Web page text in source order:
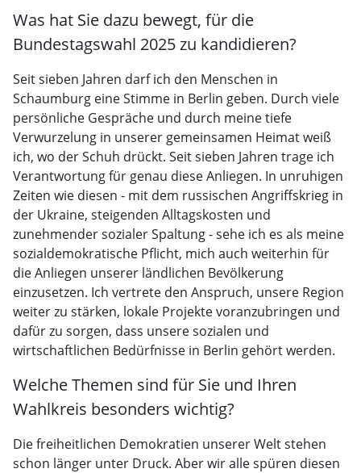
Was hat Sie dazu bewegt, für die
Bundestagswahl 2025 zu kandidieren?
Seit sieben Jahren darf ich den Menschen in
Schaumburg eine Stimme in Berlin geben. Durch viele
persönliche Gespräche und durch meine tiefe
Verwurzelung in unserer gemeinsamen Heimat weiß
ich, wo der Schuh drückt. Seit sieben Jahren trage ich
Verantwortung für genau diese Anliegen. In unruhigen
Zeiten wie diesen - mit dem russischen Angriffskrieg in
der Ukraine, steigenden Alltagskosten und
zunehmender sozialer Spaltung - sehe ich es als meine
sozialdemokratische Pflicht, mich auch weiterhin für
die Anliegen unserer ländlichen Bevölkerung
einzusetzen. Ich vertrete den Anspruch, unsere Region
weiter zu stärken, lokale Projekte voranzubringen und
dafür zu sorgen, dass unsere sozialen und
wirtschaftlichen Bedürfnisse in Berlin gehört werden.
Welche Themen sind für Sie und Ihren
Wahlkreis besonders wichtig?
Die freiheitlichen Demokratien unserer Welt stehen
schon länger unter Druck. Aber wir alle spüren diesen